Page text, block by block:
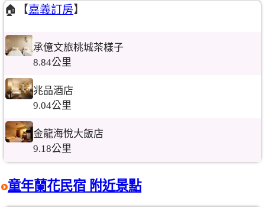
🏠【嘉義訂房】
承億文旅桃城茶樣子
8.84公里
兆品酒店
9.04公里
金龍海悅大飯店
9.18公里
童年蘭花民宿 附近景點